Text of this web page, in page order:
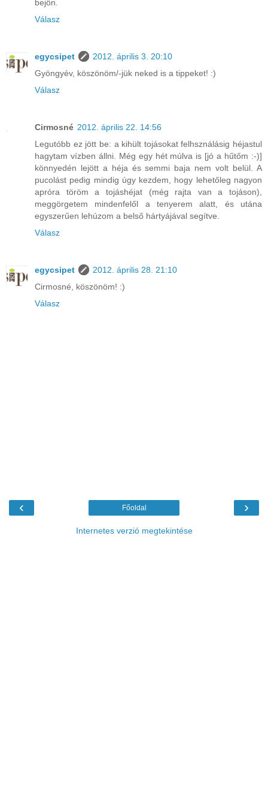
bejön.
Válasz
egycsipet
2012. április 3. 20:10
Gyöngyév, köszönöm/-jük neked is a tippeket! :)
Válasz
Cirmosné 2012. április 22. 14:56
Legutóbb ez jött be: a kihült tojásokat felhsználásig héjastul
hagytam vízben állni. Még egy hét múlva is [jó a hűtőm :-)]
könnyedén lejött a héja és semmi baja nem volt belül. A
pucolást pedig mindig úgy kezdem, hogy lehetőleg nagyon
apróra töröm a tojáshéjat (még rajta van a tojáson),
meggörgetem mindenfelől a tenyerem alatt, és utána
egyszerűen lehúzom a belső hártyájával segítve.
Válasz
egycsipet
2012. április 28. 21:10
Cirmosné, köszönöm! :)
Válasz
‹ ›
Főoldal
Internetes verzió megtekintése